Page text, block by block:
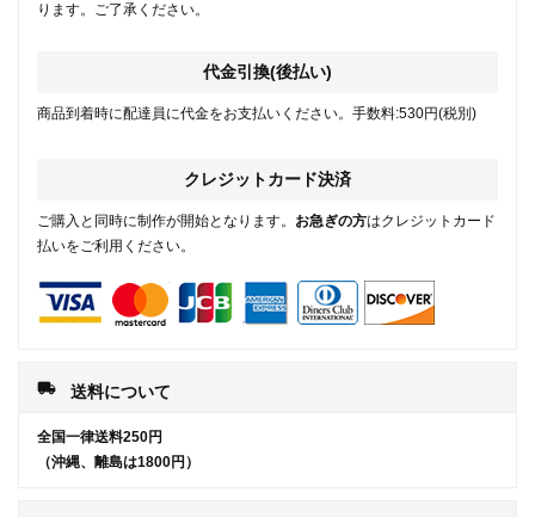
ります。ご了承ください。
代金引換(後払い)
商品到着時に配達員に代金をお支払いください。手数料:530円(税別)
クレジットカード決済
ご購入と同時に制作が開始となります。 お急ぎの方はクレジットカード
払いをご利用ください。
local_shipping 送料について
全国一律送料250円
（沖縄、離島は1800円）